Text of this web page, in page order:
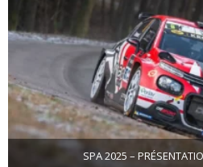
SPA 2025 –